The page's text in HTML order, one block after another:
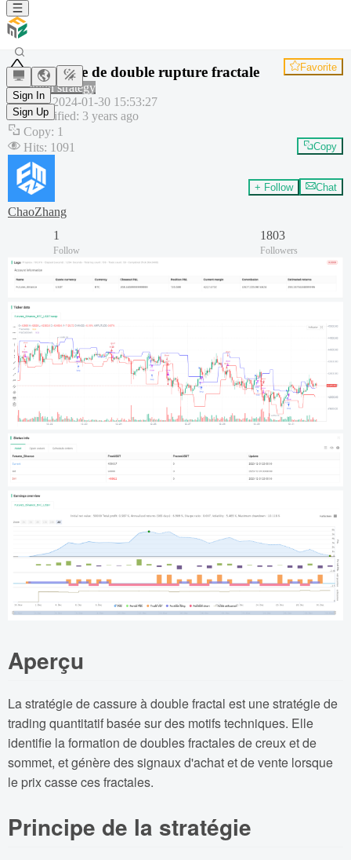
Sign In
Sign Up
Stratégie de double rupture fractale Favorite
Common strategy
Created:2024-01-30 15:53:27
Last modified: 3 years ago
Copy: 1
Hits: 1091 Copy
ChaoZhang
+ Follow Chat
1
Follow
1803
Followers
Aperçu
La stratégie de cassure à double fractal est une stratégie de
trading quantitatif basée sur des motifs techniques. Elle
identifie la formation de doubles fractales de creux et de
sommet, et génère des signaux d'achat et de vente lorsque
le prix casse ces fractales.
Principe de la stratégie